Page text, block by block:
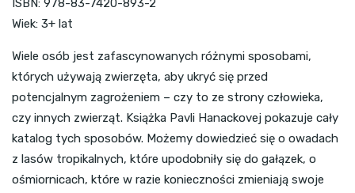
ISBN: 978-83-7420-893-2
Wiek: 3+ lat
Wiele osób jest zafascynowanych różnymi sposobami,
których używają zwierzęta, aby ukryć się przed
potencjalnym zagrożeniem – czy to ze strony człowieka,
czy innych zwierząt. Książka Pavli Hanackovej pokazuje cały
katalog tych sposobów. Możemy dowiedzieć się o owadach
z lasów tropikalnych, które upodobniły się do gałązek, o
ośmiornicach, które w razie konieczności zmieniają swoje